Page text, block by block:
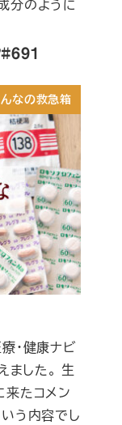
分のように
なの救急箱
・健康ナビ
ました。 生
来たコメン
う内容でし